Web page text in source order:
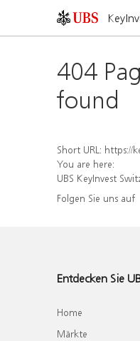
404
found
Short URL: https://
You are here:
UBS KeyInvest
Folgen Sie uns auf
Entdecken Sie
Home
Märkte